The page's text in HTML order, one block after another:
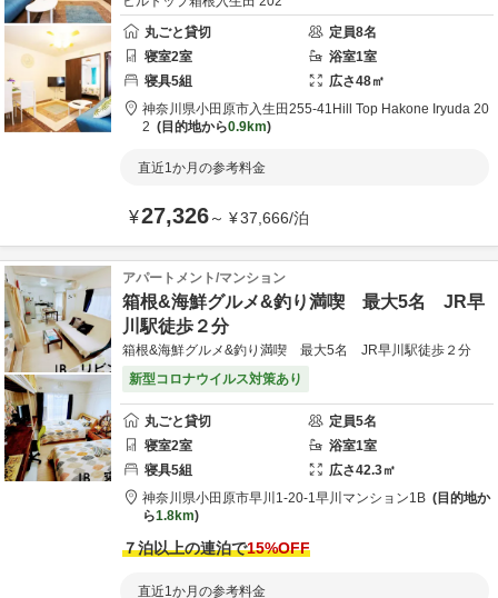
丸ごと貸切
定員8名
寝室2室 浴室1室
寝具5組 広さ48㎡
神奈川県小田原市入生田255-41 Hill Top Hakone Iryuda 20
2
目的地から0.9km
直近1か月の参考料金
¥27,326～ ¥37,666/泊
アパートメント/マンション
箱根&海鮮グルメ&釣り満喫 最大5名 JR早
川駅徒歩２分
箱根&海鮮グルメ&釣り満喫 最大5名 JR早川駅徒歩２分
新型コロナウイルス対策あり
丸ごと貸切 定員5名
寝室2室 浴室1室
寝具5組 広さ42.3㎡
神奈川県小田原市早川1-20-1早川マンション1B
目的地か
ら1.8km
７泊以上の連泊で15%OFF
直近1か月の参考料金